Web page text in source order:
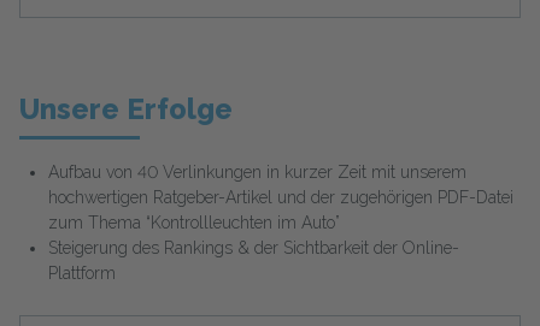
Unsere Erfolge
Aufbau von 40 Verlinkungen in kurzer Zeit mit unserem
hochwertigen Ratgeber-Artikel und der zugehörigen PDF-Datei
zum Thema “Kontrollleuchten im Auto”
Steigerung des Rankings & der Sichtbarkeit der Online-
Plattform